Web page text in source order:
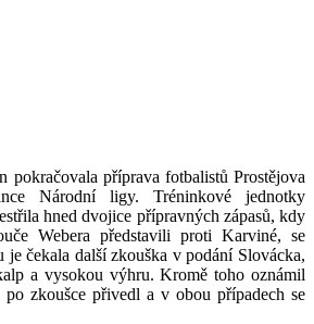
pokračovala příprava fotbalistů Prostějova
Národní ligy. Tréninkové jednotky
hned dvojice přípravných zápasů, kdy
Webera představili proti Karviné, se
čekala další zkouška v podání Slovácka,
a vysokou výhru. Kromě toho oznámil
zkoušce přivedl a v obou případech se